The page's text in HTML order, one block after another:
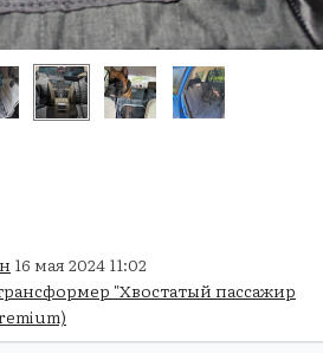
16 мая 2024 11:02
"Хвостатый пассажир